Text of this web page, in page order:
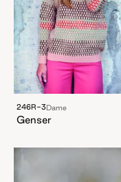
246R-3Dame
Genser